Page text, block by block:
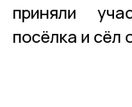
приняли
посёлка и сёл